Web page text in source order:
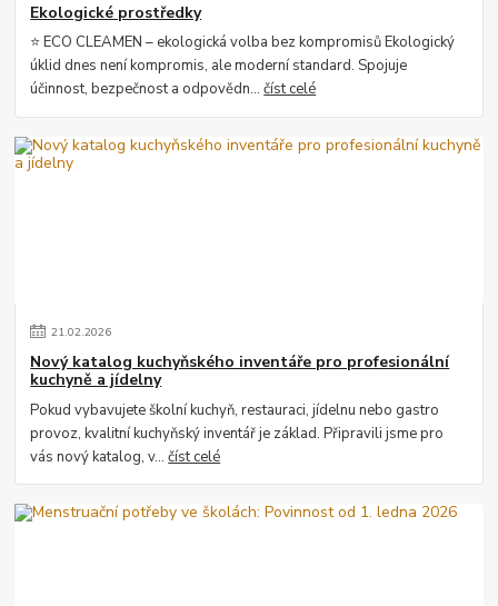
Ekologické prostředky
⭐ ECO CLEAMEN – ekologická volba bez kompromisů Ekologický
úklid dnes není kompromis, ale moderní standard. Spojuje
účinnost, bezpečnost a odpovědn...číst celé
21.02.2026
Nový katalog kuchyňského inventáře pro profesionální
kuchyně a jídelny
Pokud vybavujete školní kuchyň, restauraci, jídelnu nebo gastro
provoz, kvalitní kuchyňský inventář je základ. Připravili jsme pro
vás nový katalog, v...číst celé